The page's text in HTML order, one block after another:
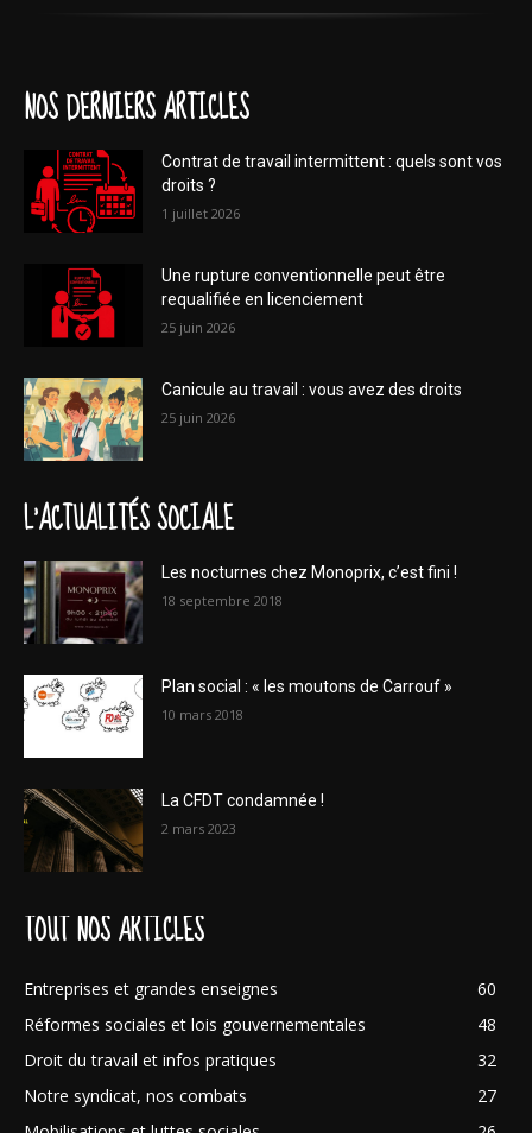
NOS DERNIERS ARTICLES
Contrat de travail intermittent : quels sont vos
droits ?
1 juillet 2026
Une rupture conventionnelle peut être
requalifiée en licenciement
25 juin 2026
Canicule au travail : vous avez des droits
25 juin 2026
L'ACTUALITÉS SOCIALE
Les nocturnes chez Monoprix, c’est fini !
18 septembre 2018
Plan social : « les moutons de Carrouf »
10 mars 2018
La CFDT condamnée !
2 mars 2023
TOUT NOS ARTICLES
Entreprises et grandes enseignes
60
Réformes sociales et lois gouvernementales
48
Droit du travail et infos pratiques
32
Notre syndicat, nos combats
27